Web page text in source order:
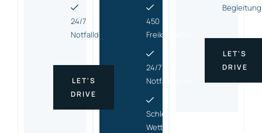
24/7
Notfalldienst
LET'S
DRIVE
450
Freikilometer
24/7
Notfalldienst
Schlecht-
Wetter-
Begleitung
LET'S
DRIVE